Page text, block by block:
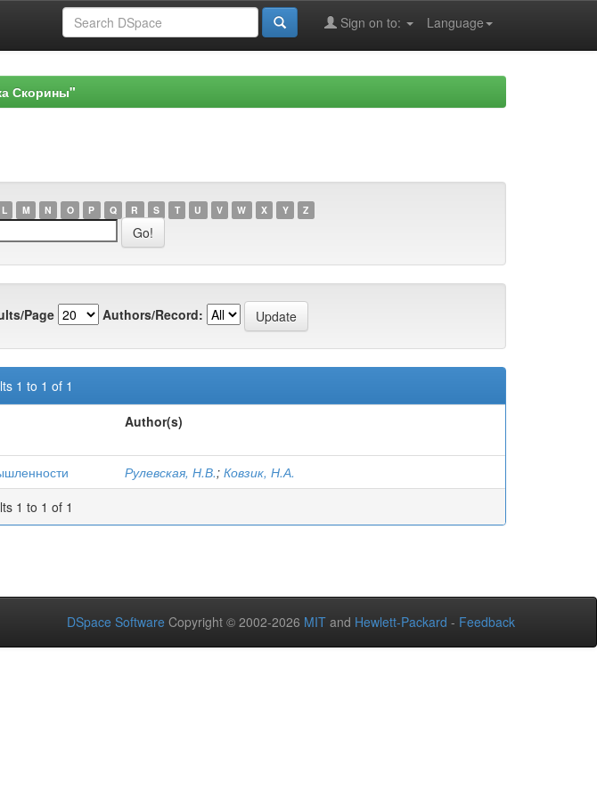
Language
Sign on to:
Скорины"
L M N O P Q R S T U V W X Y Z
Page Authors/Record:
1 to 1 of 1
Author(s)
Рулевская, Н.В.; Ковзик, Н.А.
1 to 1 of 1
DSpace Software Copyright © 2002-2026 MIT and Hewlett-Packard - Feedback